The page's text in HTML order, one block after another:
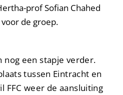
prof Sofian Chahed
de groep.
nog een stapje verder.
tussen Eintracht en
FFC weer de aansluiting